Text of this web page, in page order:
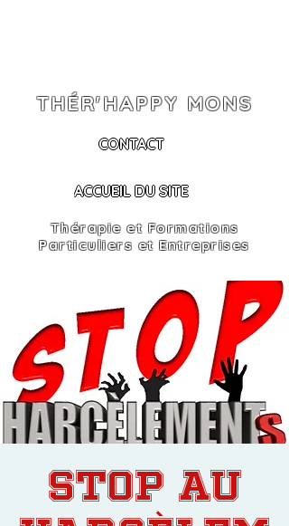
THÉR'HAPPY MONS
Thérapie et Formations
Particuliers et Entreprises
ACCUEIL DU SITE
CONTACT
STOP AU